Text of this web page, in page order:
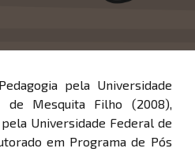
pela Universidade
de Mesquita Filho (2008),
Universidade Federal de
em Programa de Pós